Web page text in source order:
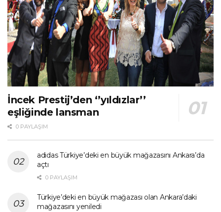
İncek Prestij’den ‘’yıldızlar’’
eşliğinde lansman
0 PAYLAŞIM
adidas Türkiye’deki en büyük mağazasını Ankara’da
açtı
0 PAYLAŞIM
Türkiye’deki en büyük mağazası olan Ankara’daki
mağazasını yeniledi